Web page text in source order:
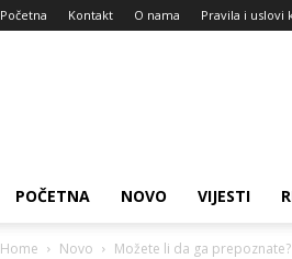
Početna Kontakt O nama Pravila i uslovi
POČETNA NOVO VIJESTI
Home Novo Možete li da ga